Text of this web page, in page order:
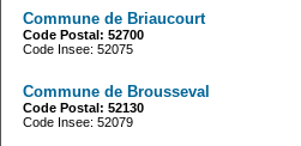
Commune de Briaucourt
Code Postal: 52700
Code Insee: 52075
Commune de Brousseval
Code Postal: 52130
Code Insee: 52079